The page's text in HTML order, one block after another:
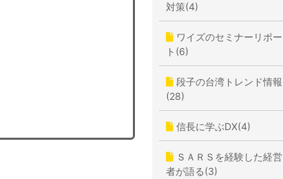
対策(4)
ワイズのセミナーリポー
ト(6)
段子の台湾トレンド情報
(28)
信長に学ぶDX(4)
ＳＡＲＳを経験した経営
者が語る(3)